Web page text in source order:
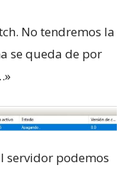
No tendremos la
se queda de por
servidor podemos